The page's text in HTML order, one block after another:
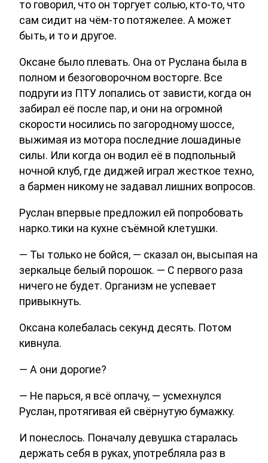
то говорил, что он торгует солью, кто-то, что
сам сидит на чём-то потяжелее. А может
быть, и то и другое.
Оксане было плевать. Она от Руслана была в
полном и безоговорочном восторге. Все
подруги из ПТУ лопались от зависти, когда он
забирал её после пар, и они на огромной
скорости носились по загородному шоссе,
выжимая из мотора последние лошадиные
силы. Или когда он водил её в подпольный
ночной клуб, где диджей играл жесткое техно,
а бармен никому не задавал лишних вопросов.
Руслан впервые предложил ей попробовать
нарко.тики на кухне съёмной клетушки.
— Ты только не бойся, — сказал он, высыпая на
зеркальце белый порошок. — С первого раза
ничего не будет. Организм не успевает
привыкнуть.
Оксана колебалась секунд десять. Потом
кивнула.
— А они дорогие?
— Не парься, я всё оплачу, — усмехнулся
Руслан, протягивая ей свёрнутую бумажку.
И понеслось. Поначалу девушка старалась
держать себя в руках, употребляла раз в